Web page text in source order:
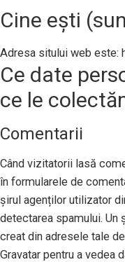
Cine ești
Adresa sitului web este:
Ce date
ce le
Comentarii
Când vizitatorii lasă
în formularele de
șirul agenților utilizator
detectarea spamului. Un
creat din adresele tale
Gravatar pentru a